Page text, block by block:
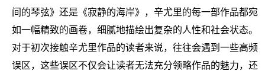
间的琴弦》还是《寂静的海岸》，辛尤里的每一部作品都宛
如一幅精致的画卷，细腻地描绘出复杂的人性和社会状态。
对于初次接触辛尤里作品的读者来说，往往会遇到一些高频
误区，这些误区不仅会让读者无法充分领略作品的魅力，还